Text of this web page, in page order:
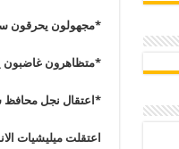
*مجهولون يحرقون
*متظاهرون غاضبون
*اعتقال نجل محافظ
اعتقلت ميليشيات